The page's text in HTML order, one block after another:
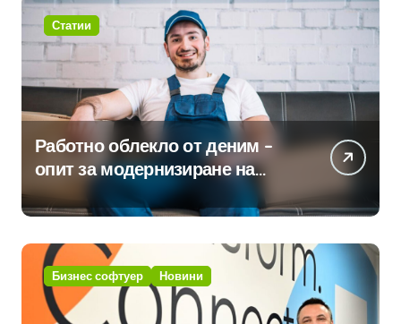
Статии
Работно облекло от деним –
опит за модернизиране на
традицията
Бизнес софтуер Новини